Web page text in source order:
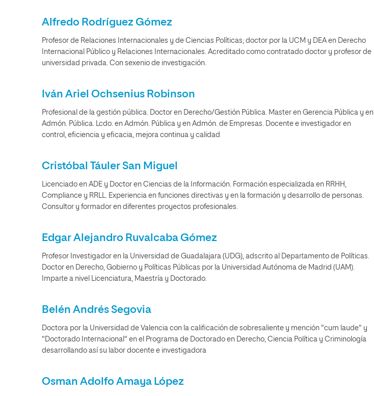
Alfredo Rodríguez Gómez
Profesor de Relaciones Internacionales y de Ciencias Políticas; doctor por la UCM y DEA en Derecho
Internacional Público y Relaciones Internacionales. Acreditado como contratado doctor y profesor de
universidad privada. Con sexenio de investigación.
Iván Ariel Ochsenius Robinson
Profesional de la gestión pública. Doctor en Derecho/Gestión Pública. Master en Gerencia Pública y en
Admón. Pública. Lcdo. en Admón. Pública y en Admón. de Empresas. Docente e investigador en
control, eficiencia y eficacia, mejora continua y calidad
Cristóbal Táuler San Miguel
Licenciado en ADE y Doctor en Ciencias de la Información. Formación especializada en RRHH,
Compliance y RRLL. Experiencia en funciones directivas y en la formación y desarrollo de personas.
Consultor y formador en diferentes proyectos profesionales.
Edgar Alejandro Ruvalcaba Gómez
Profesor Investigador en la Universidad de Guadalajara (UDG), adscrito al Departamento de Políticas.
Doctor en Derecho, Gobierno y Políticas Públicas por la Universidad Autónoma de Madrid (UAM).
Imparte a nivel Licenciatura, Maestría y Doctorado.
Belén Andrés Segovia
Doctora por la Universidad de Valencia con la calificación de sobresaliente y mención "cum laude" y
"Doctorado Internacional" en el Programa de Doctorado en Derecho, Ciencia Política y Criminología
desarrollando así su labor docente e investigadora
Osman Adolfo Amaya López